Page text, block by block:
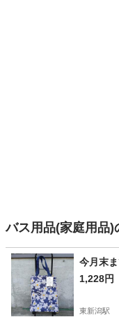
バス用品(家庭用品)
今月末
1,228円
東新潟駅